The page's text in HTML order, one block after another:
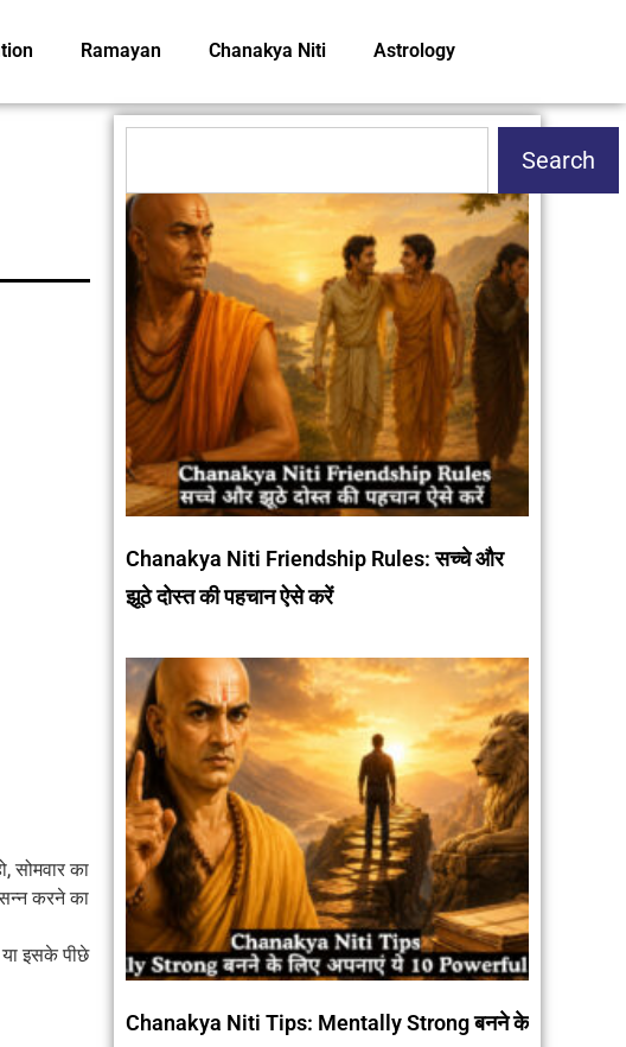
Ramayan Chanakya Niti Astrology
सोमवार का
करने का
इसके पीछे
Search
Chanakya Niti Friendship Rules: सच्चे और
झूठे दोस्त की पहचान ऐसे करें
Chanakya Niti Tips: Mentally Strong बनने के